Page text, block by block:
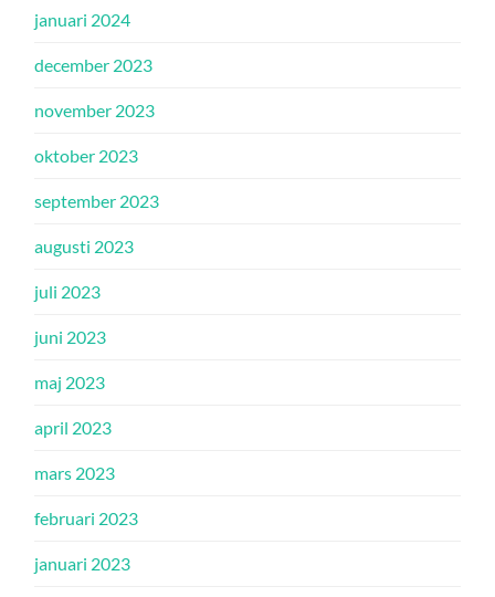
januari 2024
december 2023
november 2023
oktober 2023
september 2023
augusti 2023
juli 2023
juni 2023
maj 2023
april 2023
mars 2023
februari 2023
januari 2023